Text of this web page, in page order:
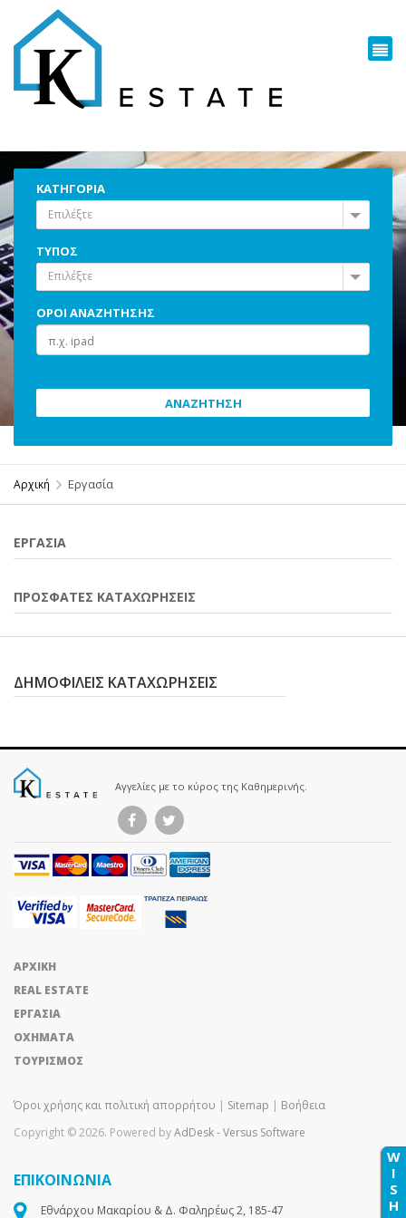
ΚΑΤΗΓΟΡΙΑ
Επιλέξτε
ΤΥΠΟΣ
Επιλέξτε
ΟΡΟΙ ΑΝΑΖΗΤΗΣΗΣ
Αρχική Εργασία
ΕΡΓΑΣΙΑ
ΠΡΟΣΦΑΤΕΣ ΚΑΤΑΧΩΡΗΣΕΙΣ
ΔΗΜΟΦΙΛΕΙΣ ΚΑΤΑΧΩΡΗΣΕΙΣ
W
I
S
H
Αγγελίες με το κύρος της Καθημερινής.
ΑΡΧΙΚΗ
REAL ESTATE
ΕΡΓΑΣΙΑ
ΟΧΗΜΑΤΑ
ΤΟΥΡΙΣΜΟΣ
Όροι χρήσης και πολιτική απορρήτου | Sitemap | Βοήθεια
Copyright © 2026. Powered byAdDesk ‑ Versus Software
ΕΠΙΚΟΙΝΩΝΙΑ
Εθνάρχου Μακαρίου & Δ. Φαληρέως 2, 185-47